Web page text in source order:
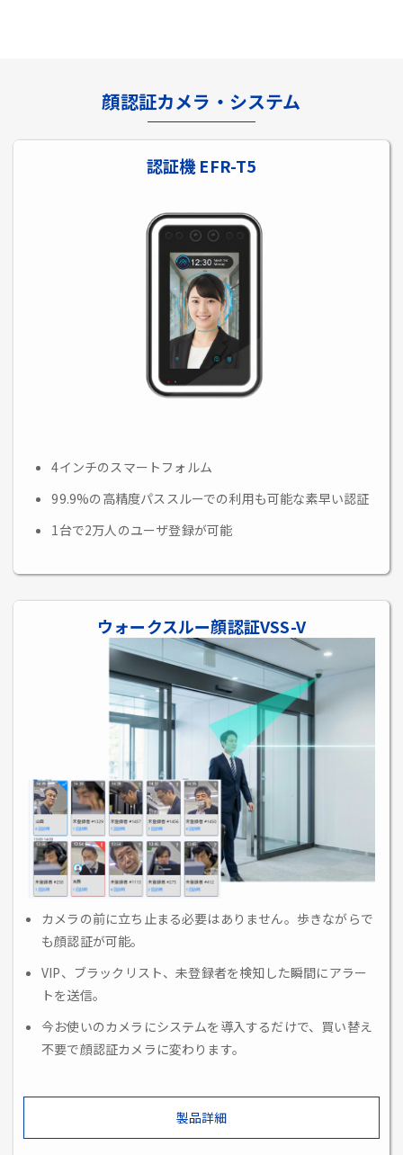
顔認証カメラ・システム
認証機 EFR-T5
4インチのスマートフォルム
99.9%の高精度パススルーでの利用も可能な素早い認証
1台で2万人のユーザ登録が可能
ウォークスルー顔認証VSS-V
カメラの前に立ち止まる必要はありません。歩きながらで
も顔認証が可能。
VIP、ブラックリスト、未登録者を検知した瞬間にアラー
トを送信。
今お使いのカメラにシステムを導入するだけで、買い替え
不要で顔認証カメラに変わります。
製品詳細